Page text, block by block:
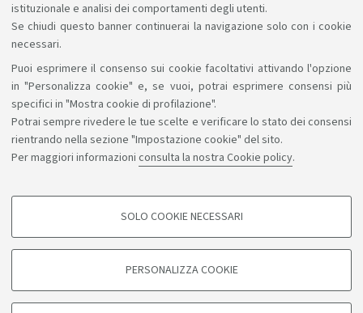
istituzionale e analisi dei comportamenti degli utenti.
Se chiudi questo banner continuerai la navigazione solo con i cookie
necessari.
Puoi esprimere il consenso sui cookie facoltativi attivando l'opzione
in "Personalizza cookie" e, se vuoi, potrai esprimere consensi più
specifici in "Mostra cookie di profilazione".
Potrai sempre rivedere le tue scelte e verificare lo stato dei consensi
rientrando nella sezione "Impostazione cookie" del sito.
Per maggiori informazioni consulta la nostra Cookie policy.
COOKIE DI PROFILAZIONE - FACOLTATIVI
degli utenti, creare profili in base al loro comportamento sul sito, per analisi
di marketing.
SOLO COOKIE NECESSARI
PERSONALIZZA COOKIE
Sosteniamo il diritto alla conoscenza
Seguici su:
CF: 80007010376